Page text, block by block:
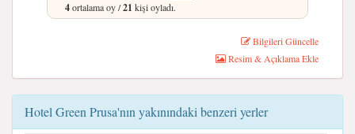
4ortalama oy /21 kişi oyladı.
Bilgileri Güncelle
Resim & Açıklama Ekle
Hotel Green Prusa'nın yakınındaki benzeri yerler